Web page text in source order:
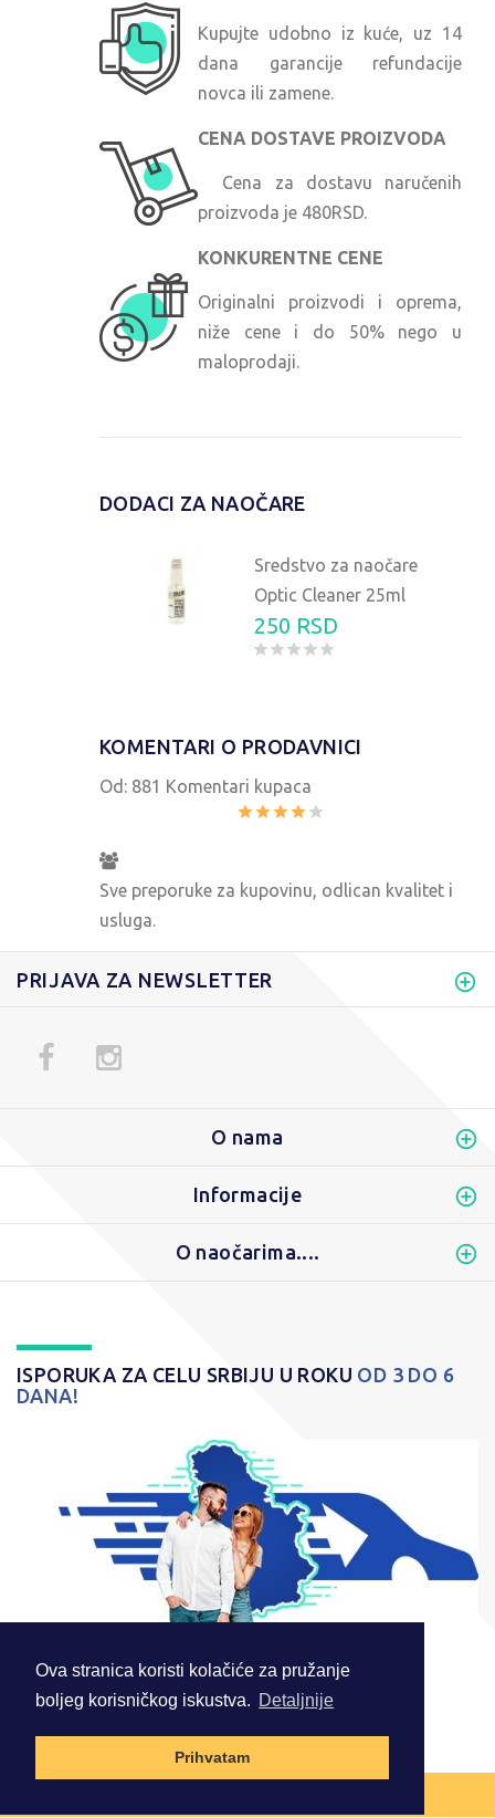
Ova stranica koristi kolačiće za pružanje
boljeg korisničkog iskustva. Detaljnije
Prihvatam
Kupujte udobno iz kuće, uz 14
dana garancije refundacije
novca ili zamene.
CENA DOSTAVE PROIZVODA
Cena za dostavu naručenih
proizvoda je 480RSD.
KONKURENTNE CENE
Originalni proizvodi i oprema,
niže cene i do 50% nego u
maloprodaji.
DODACI ZA NAOČARE
Sredstvo za naočare
Optic Cleaner 25ml
250 RSD
KOMENTARI O PRODAVNICI
Od: 881 Komentari kupaca
Sve preporuke za kupovinu, odlican kvalitet i
usluga.
PRIJAVA ZA NEWSLETTER
O nama
Informacije
O naočarima....
ISPORUKA ZA CELU SRBIJU U ROKU OD 3 DO 6
DANA!
© 2026 . Sva prava zadržana.